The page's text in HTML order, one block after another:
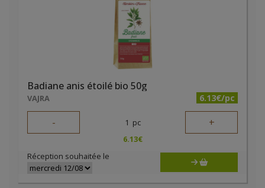
Badiane anis étoilé bio 50g
VAJRA 6.13€/pc
- 1 pc +
6.13€
Réception souhaitée le